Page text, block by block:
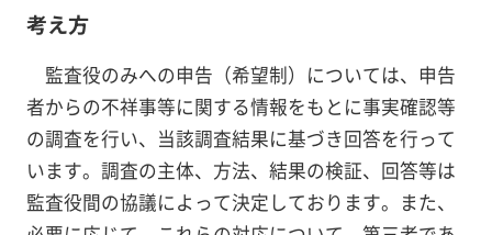
考え方
監査役のみへの申告（希望制）については、申告
者からの不祥事等に関する情報をもとに事実確認等
の調査を行い、当該調査結果に基づき回答を行って
います。調査の主体、方法、結果の検証、回答等は
監査役間の協議によって決定しております。また、